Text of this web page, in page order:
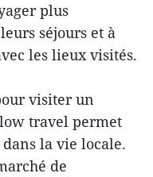
plus
séjours et à
les lieux visités.
visiter un
travel permet
la vie locale.
de